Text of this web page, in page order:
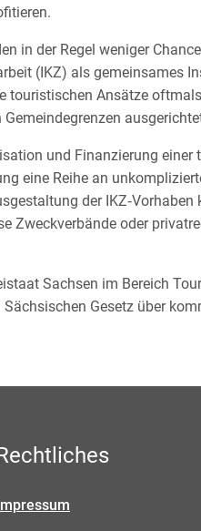
in der Regel weniger
(IKZ) als gemeinsames
touristischen Ansätze
und Finanzierung
eine Reihe an
der
Zweckverbände oder
Sachsen im Bereich
Sächsischen Gesetz über
Impressum